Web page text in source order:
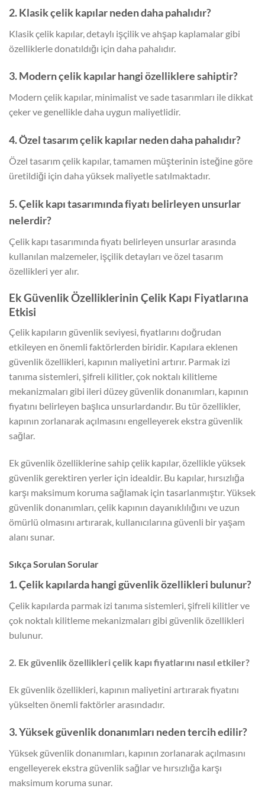
2. Klasik çelik kapılar neden daha pahalıdır?
Klasik çelik kapılar, detaylı işçilik ve ahşap kaplamalar gibi
özelliklerle donatıldığı için daha pahalıdır.
3. Modern çelik kapılar hangi özelliklere sahiptir?
Modern çelik kapılar, minimalist ve sade tasarımları ile dikkat
çeker ve genellikle daha uygun maliyetlidir.
4. Özel tasarım çelik kapılar neden daha pahalıdır?
Özel tasarım çelik kapılar, tamamen müşterinin isteğine göre
üretildiği için daha yüksek maliyetle satılmaktadır.
5. Çelik kapı tasarımında fiyatı belirleyen unsurlar
nelerdir?
Çelik kapı tasarımında fiyatı belirleyen unsurlar arasında
kullanılan malzemeler, işçilik detayları ve özel tasarım
özellikleri yer alır.
Ek Güvenlik Özelliklerinin Çelik Kapı Fiyatlarına
Etkisi
Çelik kapıların güvenlik seviyesi, fiyatlarını doğrudan
etkileyen en önemli faktörlerden biridir. Kapılara eklenen
güvenlik özellikleri, kapının maliyetini artırır. Parmak izi
tanıma sistemleri, şifreli kilitler, çok noktalı kilitleme
mekanizmaları gibi ileri düzey güvenlik donanımları, kapının
fiyatını belirleyen başlıca unsurlardandır. Bu tür özellikler,
kapının zorlanarak açılmasını engelleyerek ekstra güvenlik
sağlar.
Ek güvenlik özelliklerine sahip çelik kapılar, özellikle yüksek
güvenlik gerektiren yerler için idealdir. Bu kapılar, hırsızlığa
karşı maksimum koruma sağlamak için tasarlanmıştır. Yüksek
güvenlik donanımları, çelik kapının dayanıklılığını ve uzun
ömürlü olmasını artırarak, kullanıcılarına güvenli bir yaşam
alanı sunar.
Sıkça Sorulan Sorular
1. Çelik kapılarda hangi güvenlik özellikleri bulunur?
Çelik kapılarda parmak izi tanıma sistemleri, şifreli kilitler ve
çok noktalı kilitleme mekanizmaları gibi güvenlik özellikleri
bulunur.
2. Ek güvenlik özellikleri çelik kapı fiyatlarını nasıl etkiler?
Ek güvenlik özellikleri, kapının maliyetini artırarak fiyatını
yükselten önemli faktörler arasındadır.
3. Yüksek güvenlik donanımları neden tercih edilir?
Yüksek güvenlik donanımları, kapının zorlanarak açılmasını
engelleyerek ekstra güvenlik sağlar ve hırsızlığa karşı
maksimum koruma sunar.